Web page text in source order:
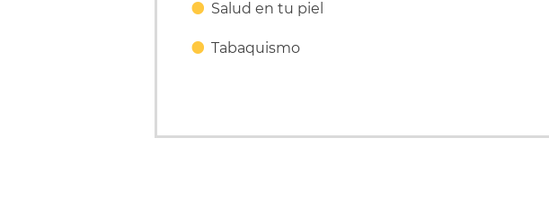
Salud en tu piel
Tabaquismo